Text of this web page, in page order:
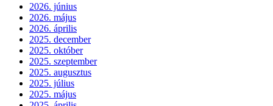
2026. június
2026. május
2026. április
2025. december
2025. október
2025. szeptember
2025. augusztus
2025. július
2025. május